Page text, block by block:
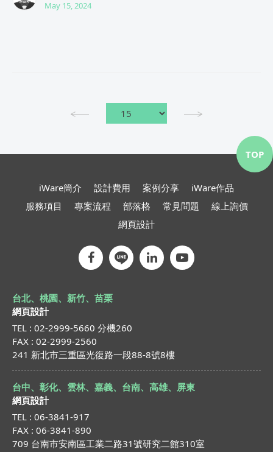
May 15, 2024
iWare簡介 設計費用 案例分享
iWare作品
服務項目
專案流程 部落格 常見問題
線上詢價
網頁設計
台北、桃園、新竹、苗栗
網頁設計
TEL : 02-2999-5660 分機260
FAX : 02-2999-2560
241 新北市三重區光復路一段88-8號8樓
台中、彰化、雲林、嘉義、台南、高雄、屏東
網頁設計
TEL : 06-3841-917
FAX : 06-3841-890
709 台南市安南區工業二路31號研究二館310室
TOP